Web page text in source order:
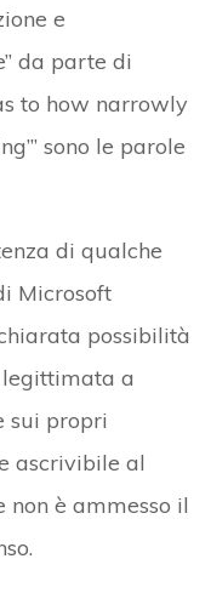
e
da parte di
to how narrowly
sono le parole
di qualche
Microsoft
possibilità
a
sui propri
ascrivibile al
è ammesso il